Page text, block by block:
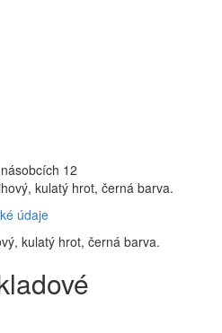
12
kulatý hrot, černá barva.
údaje
kulatý hrot, černá barva.